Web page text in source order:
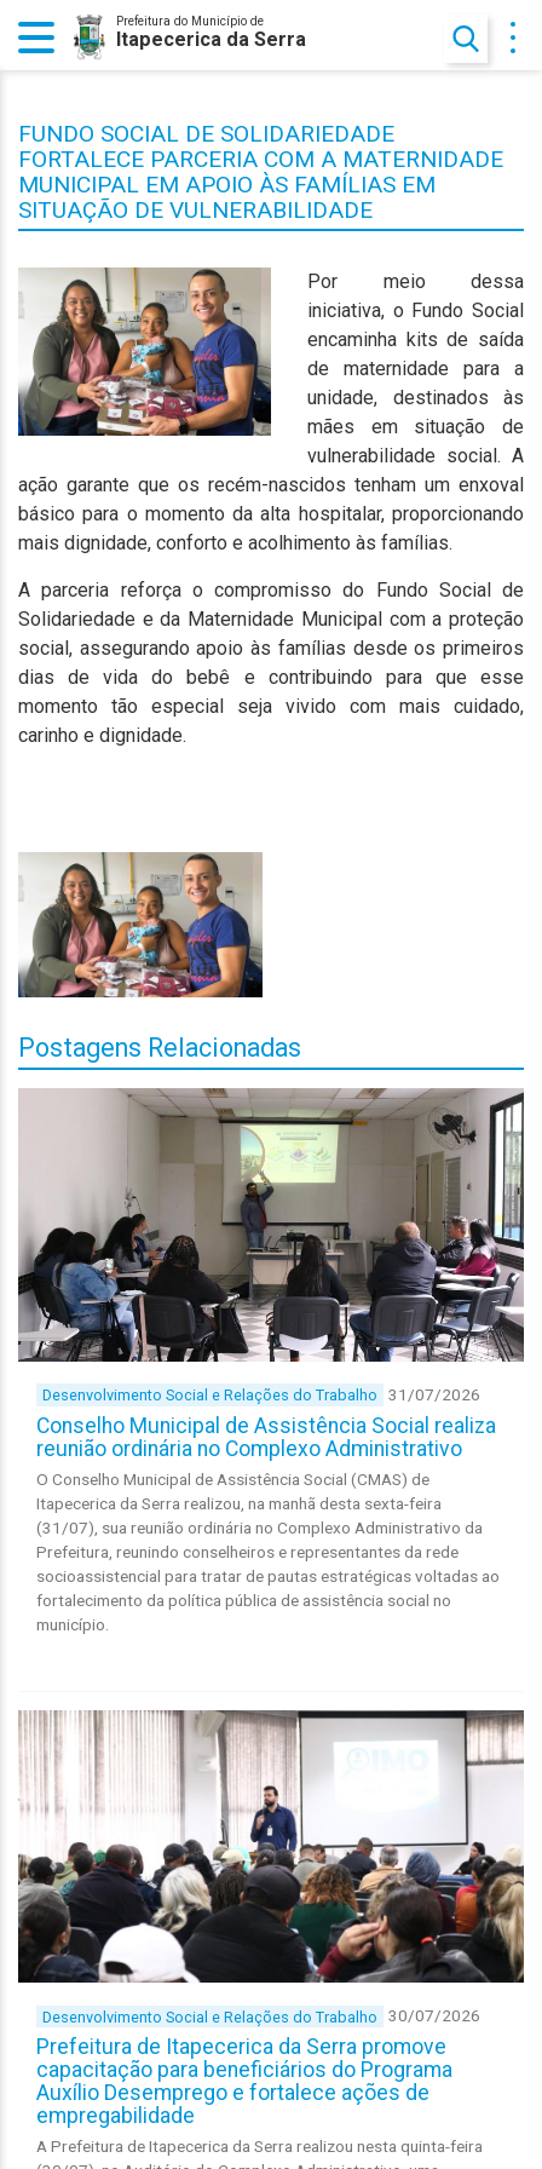
Prefeitura do Município de
Itapecerica da Serra
FUNDO SOCIAL DE SOLIDARIEDADE
FORTALECE PARCERIA COM A MATERNIDADE
MUNICIPAL EM APOIO ÀS FAMÍLIAS EM
SITUAÇÃO DE VULNERABILIDADE
Por meio dessa
iniciativa, o Fundo Social
encaminha kits de saída
de maternidade para a
unidade, destinados às
mães em situação de
vulnerabilidade social. A
ação garante que os recém-nascidos tenham um enxoval
básico para o momento da alta hospitalar, proporcionando
mais dignidade, conforto e acolhimento às famílias.
A parceria reforça o compromisso do Fundo Social de
Solidariedade e da Maternidade Municipal com a proteção
social, assegurando apoio às famílias desde os primeiros
dias de vida do bebê e contribuindo para que esse
momento tão especial seja vivido com mais cuidado,
carinho e dignidade.
Postagens Relacionadas
Desenvolvimento Social e Relações do Trabalho 31/07/2026
Conselho Municipal de Assistência Social realiza
reunião ordinária no Complexo Administrativo
O Conselho Municipal de Assistência Social (CMAS) de
Itapecerica da Serra realizou, na manhã desta sexta-feira
(31/07), sua reunião ordinária no Complexo Administrativo da
Prefeitura, reunindo conselheiros e representantes da rede
socioassistencial para tratar de pautas estratégicas voltadas ao
fortalecimento da política pública de assistência social no
município.
Desenvolvimento Social e Relações do Trabalho 30/07/2026
Prefeitura de Itapecerica da Serra promove
capacitação para beneficiários do Programa
Auxílio Desemprego e fortalece ações de
empregabilidade
A Prefeitura de Itapecerica da Serra realizou nesta quinta-feira